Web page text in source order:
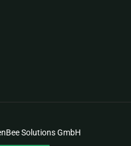
Solutions GmbH